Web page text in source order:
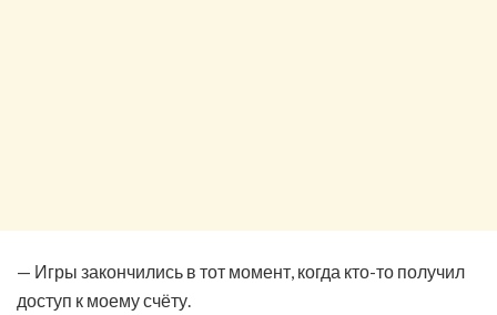
— Игры закончились в тот момент, когда кто-то получил
доступ к моему счёту.